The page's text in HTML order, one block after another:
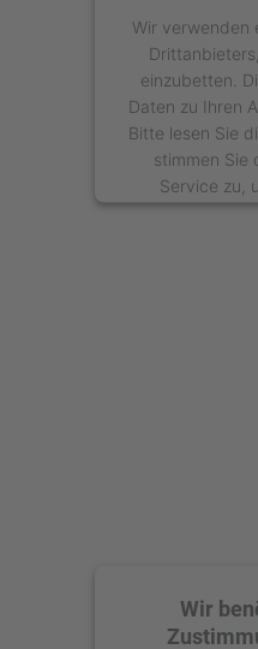
Wir verwenden
einzubetten.
Daten zu Ihren
Bitte lesen Sie
stimmen Sie
Service zu,
Wir